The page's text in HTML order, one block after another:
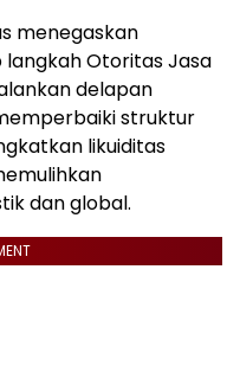
menegaskan
langkah Otoritas Jasa
delapan
struktur
likuiditas
dan global.